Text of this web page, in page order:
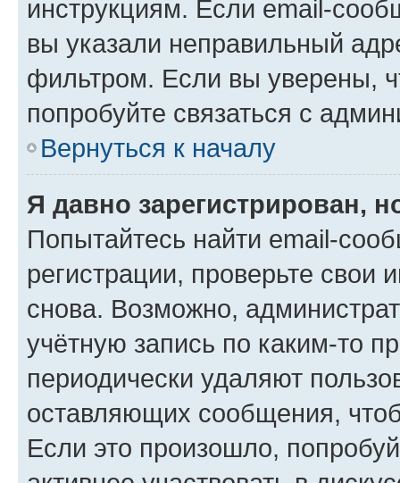
инструкциям. Если email-
вы указали неправильный
фильтром. Если вы уверены,
попробуйте связаться с
Вернуться к началу
Я давно зарегистрирован,
Попытайтесь найти email-
регистрации, проверьте свои
снова. Возможно,
учётную запись по каким-то
периодически удаляют
оставляющих сообщения,
Если это произошло,